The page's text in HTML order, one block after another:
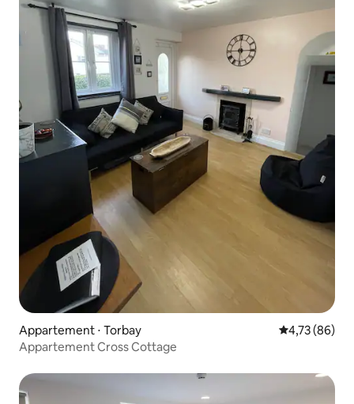
Appartement ⋅ Torbay Évaluation
4,73 (86)
Appartement Cross Cottage